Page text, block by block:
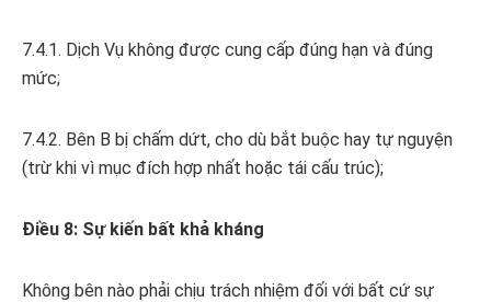
7.4.1. Dịch Vụ không được cung cấp đúng hạn và đúng
mức;
7.4.2. Bên B bị chấm dứt, cho dù bắt buộc hay tự nguyện
(trừ khi vì mục đích hợp nhất hoặc tái cấu trúc);
Điều 8: Sự kiến bất khả kháng
Không bên nào phải chịu trách nhiệm đối với bất cứ sự